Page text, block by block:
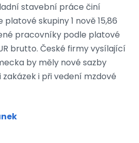
stavební práce činí
skupiny 1 nově 15,86
pracovníky podle platové
brutto. České firmy vysílající
by měly nové sazby
i při vedení mzdové